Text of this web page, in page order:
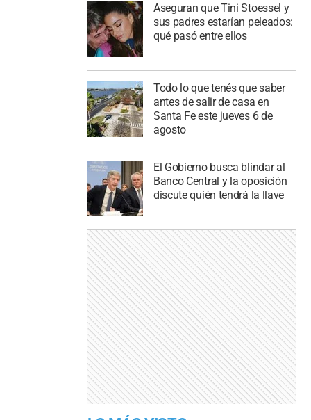
Aseguran que Tini Stoessel y
sus padres estarían peleados:
qué pasó entre ellos
Todo lo que tenés que saber
antes de salir de casa en
Santa Fe este jueves 6 de
agosto
El Gobierno busca blindar al
Banco Central y la oposición
discute quién tendrá la llave